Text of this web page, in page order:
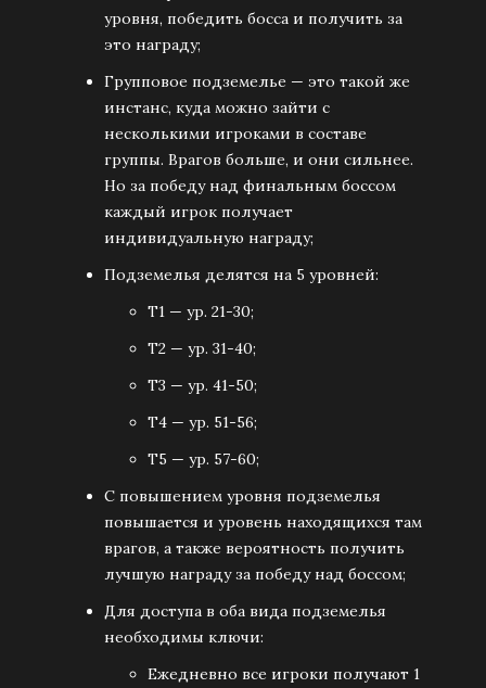
уровня, победить босса и получить за
это награду;
Групповое подземелье — это такой же
инстанс, куда можно зайти с
несколькими игроками в составе
группы. Врагов больше, и они сильнее.
Но за победу над финальным боссом
каждый игрок получает
индивидуальную награду;
Подземелья делятся на 5 уровней:
Т1 — ур. 21-30;
Т2 — ур. 31-40;
Т3 — ур. 41-50;
Т4 — ур. 51-56;
Т5 — ур. 57-60;
С повышением уровня подземелья
повышается и уровень находящихся там
врагов, а также вероятность получить
лучшую награду за победу над боссом;
Для доступа в оба вида подземелья
необходимы ключи:
Ежедневно все игроки получают 1